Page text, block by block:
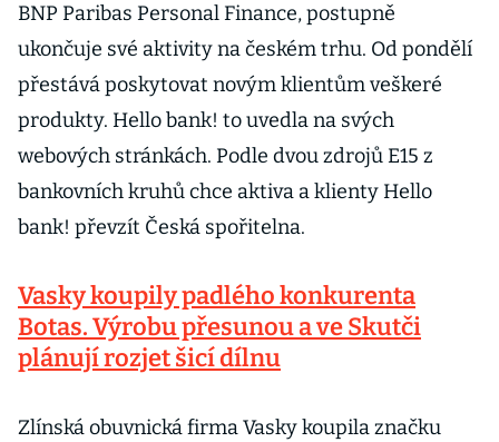
BNP Paribas Personal Finance, postupně
ukončuje své aktivity na českém trhu. Od pondělí
přestává poskytovat novým klientům veškeré
produkty. Hello bank! to uvedla na svých
webových stránkách. Podle dvou zdrojů E15 z
bankovních kruhů chce aktiva a klienty Hello
bank! převzít Česká spořitelna.
Vasky koupily padlého konkurenta
Botas. Výrobu přesunou a ve Skutči
plánují rozjet šicí dílnu
Zlínská obuvnická firma Vasky koupila značku